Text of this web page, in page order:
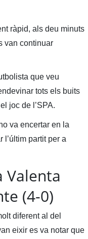
ràpid, als deu minuts
van continuar
que veu
tots els buits
joc de l’SPA.
va encertar en la
l’últim partit per a
Valenta
(4-0)
diferent al del
eixir es va notar que